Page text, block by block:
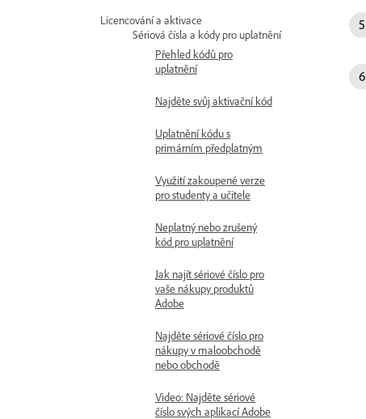
Licencování a aktivace
Sériová čísla a kódy pro uplatnění
Přehled kódů pro
uplatnění
Najděte svůj aktivační kód
Uplatnění kódu s
primárním předplatným
Využití zakoupené verze
pro studenty a učitele
Neplatný nebo zrušený
kód pro uplatnění
Jak najít sériové číslo pro
vaše nákupy produktů
Adobe
Najděte sériové číslo pro
nákupy v maloobchodě
nebo obchodě
Video: Najděte sériové
číslo svých aplikací Adobe